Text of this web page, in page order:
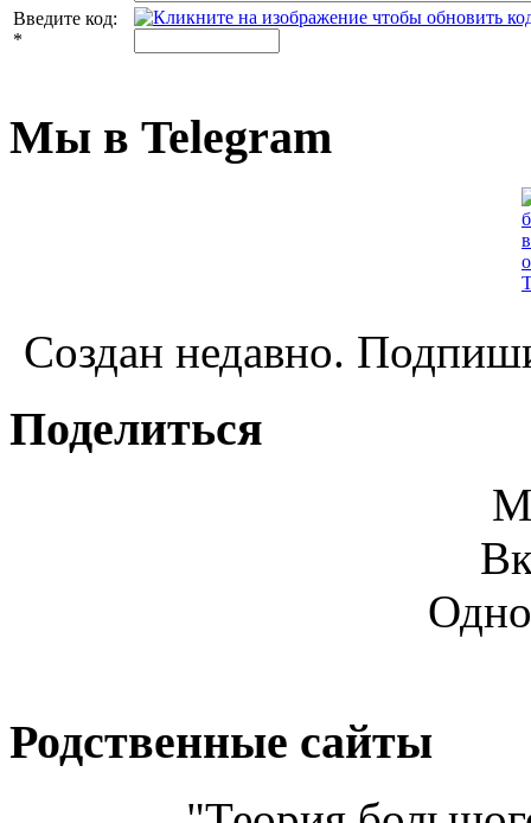
Введите код:
*
Мы в Telegram
Создан недавно.
Поделиться
Родственные сайты